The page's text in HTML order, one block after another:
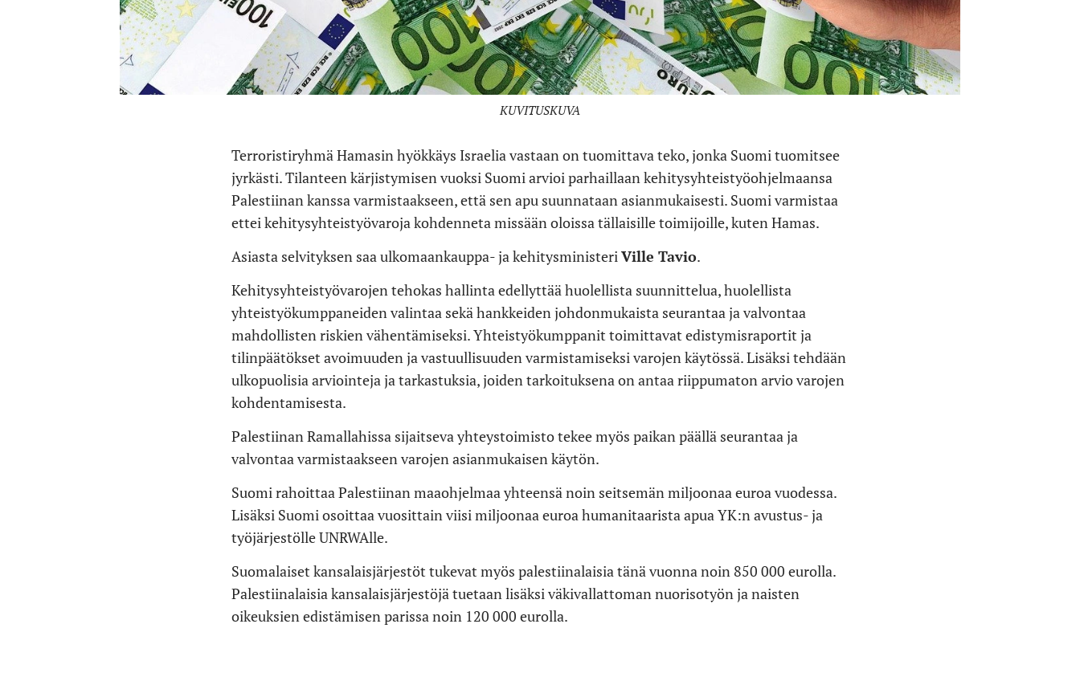
KUVITUSKUVA
Terroristiryhmä Hamasin hyökkäys Israelia vastaan ​​on tuomittava teko, jonka Suomi tuomitsee
jyrkästi. Tilanteen kärjistymisen vuoksi Suomi arvioi parhaillaan kehitysyhteistyöohjelmaansa
Palestiinan kanssa varmistaakseen, että sen apu suunnataan asianmukaisesti. Suomi varmistaa
ettei kehitysyhteistyövaroja kohdenneta missään oloissa tällaisille toimijoille, kuten Hamas.
Asiasta selvityksen saa ulkomaankauppa- ja kehitysministeriVille Tavio.
Kehitysyhteistyövarojen tehokas hallinta edellyttää huolellista suunnittelua, huolellista
yhteistyökumppaneiden valintaa sekä hankkeiden johdonmukaista seurantaa ja valvontaa
mahdollisten riskien vähentämiseksi. Yhteistyökumppanit toimittavat edistymisraportit ja
tilinpäätökset avoimuuden ja vastuullisuuden varmistamiseksi varojen käytössä. Lisäksi tehdään
ulkopuolisia arviointeja ja tarkastuksia, joiden tarkoituksena on antaa riippumaton arvio varojen
kohdentamisesta.
Palestiinan Ramallahissa sijaitseva yhteystoimisto tekee myös paikan päällä seurantaa ja
valvontaa varmistaakseen varojen asianmukaisen käytön.
Suomi rahoittaa Palestiinan maaohjelmaa yhteensä noin seitsemän miljoonaa euroa vuodessa.
Lisäksi Suomi osoittaa vuosittain viisi miljoonaa euroa humanitaarista apua YK:n avustus- ja
työjärjestölle UNRWAlle.
Suomalaiset kansalaisjärjestöt tukevat myös palestiinalaisia tänä vuonna noin 850 000 eurolla.
Palestiinalaisia kansalaisjärjestöjä tuetaan lisäksi väkivallattoman nuorisotyön ja naisten
oikeuksien edistämisen parissa noin 120 000 eurolla.